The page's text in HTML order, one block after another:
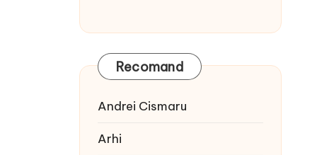
Recomand
Andrei Cismaru
Arhi